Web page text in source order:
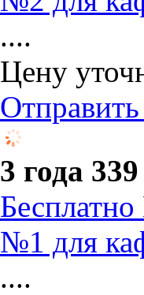
....
Цену
Отправить
3 года
№1 для
....